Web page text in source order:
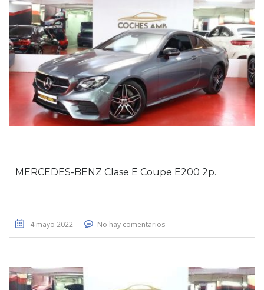
MERCEDES-BENZ Clase E Coupe E200 2p.
4 mayo 2022 No hay comentarios